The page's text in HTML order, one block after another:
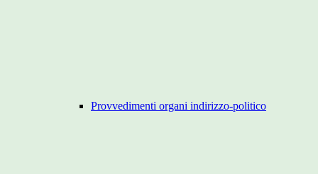
Provvedimenti organi indirizzo-politico